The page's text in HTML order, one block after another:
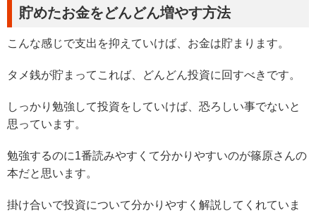
貯めたお金をどんどん増やす方法
こんな感じで支出を抑えていけば、お金は貯まります。
タメ銭が貯まってこれば、どんどん投資に回すべきです。
しっかり勉強して投資をしていけば、恐ろしい事でないと
思っています。
勉強するのに1番読みやすくて分かりやすいのが篠原さんの
本だと思います。
掛け合いで投資について分かりやすく解説してくれていま